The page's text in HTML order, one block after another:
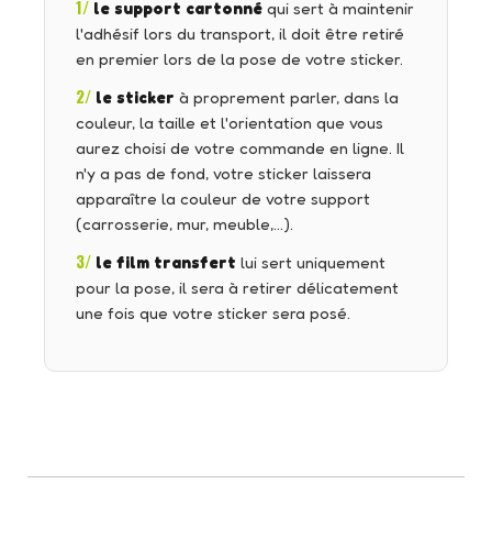
1/ le support cartonné qui sert à maintenir
l'adhésif lors du transport, il doit être retiré
en premier lors de la pose de votre sticker.
2/ le sticker à proprement parler, dans la
couleur, la taille et l'orientation que vous
aurez choisi de votre commande en ligne. Il
n'y a pas de fond, votre sticker laissera
apparaître la couleur de votre support
(carrosserie, mur, meuble,…).
3/ le film transfert lui sert uniquement
pour la pose, il sera à retirer délicatement
une fois que votre sticker sera posé.